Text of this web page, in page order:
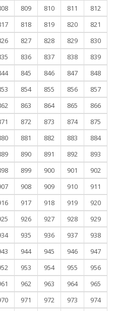
809 810 811
812
818 819 820
821
827 828 829
830
836 837 838
839
845 846 847
848
854 855 856
857
863 864 865
866
872 873 874
875
881 882 883
884
890 891 892
893
899 900 901
902
908 909 910
911
917 918 919
920
926 927 928
929
935 936 937
938
944 945 946
947
953 954 955
956
962 963 964
965
971 972 973
974